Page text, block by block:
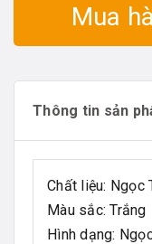
Mua
Thông tin sản
Chất liệu: Ngọc
Màu sắc: Trắng
Hình dạng: